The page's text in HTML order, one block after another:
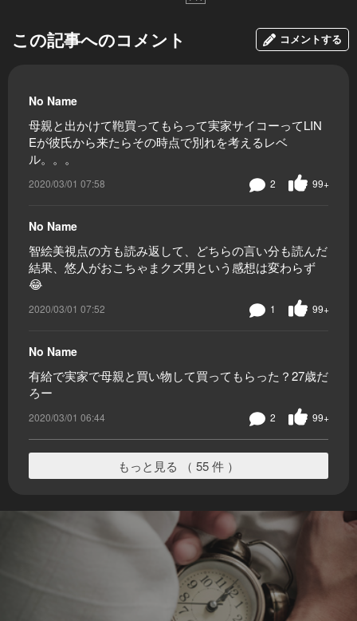
この記事へのコメント コメントする
No Name
母親と出かけて鞄買ってもらって実家サイコーってLIN
Eが彼氏から来たらその時点で別れを考えるレベ
ル。。。
2020/03/01 07:58 99+
2
No Name
智絵美視点の方も読み返して、どちらの言い分も読んだ
結果、悠人がおこちゃまクズ男という感想は変わらず
😂
2020/03/01 07:52 99+
1
No Name
有給で実家で母親と買い物して買ってもらった？27歳だ
ろー
2020/03/01 06:44 99+
2
もっと見る （ 55 件 ）